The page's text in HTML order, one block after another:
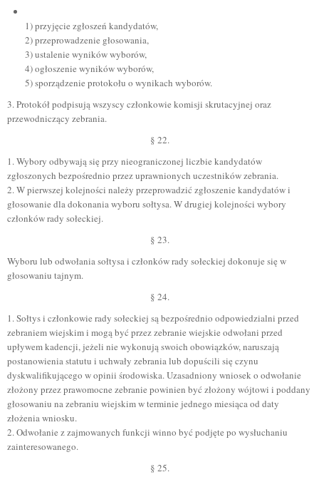
1) przyjęcie zgłoszeń kandydatów,
2) przeprowadzenie głosowania,
3) ustalenie wyników wyborów,
4) ogłoszenie wyników wyborów,
5) sporządzenie protokołu o wynikach wyborów.
3. Protokół podpisują wszyscy członkowie komisji skrutacyjnej oraz
przewodniczący zebrania.
§ 22.
1. Wybory odbywają się przy nieograniczonej liczbie kandydatów
zgłoszonych bezpośrednio przez uprawnionych uczestników zebrania.
2. W pierwszej kolejności należy przeprowadzić zgłoszenie kandydatów i
głosowanie dla dokonania wyboru sołtysa. W drugiej kolejności wybory
członków rady sołeckiej.
§ 23.
Wyboru lub odwołania sołtysa i członków rady sołeckiej dokonuje się w
głosowaniu tajnym.
§ 24.
1. Sołtys i członkowie rady sołeckiej są bezpośrednio odpowiedzialni przed
zebraniem wiejskim i mogą być przez zebranie wiejskie odwołani przed
upływem kadencji, jeżeli nie wykonują swoich obowiązków, naruszają
postanowienia statutu i uchwały zebrania lub dopuścili się czynu
dyskwalifikującego w opinii środowiska. Uzasadniony wniosek o odwołanie
złożony przez prawomocne zebranie powinien być złożony wójtowi i poddany
głosowaniu na zebraniu wiejskim w terminie jednego miesiąca od daty
złożenia wniosku.
2. Odwołanie z zajmowanych funkcji winno być podjęte po wysłuchaniu
zainteresowanego.
§ 25.